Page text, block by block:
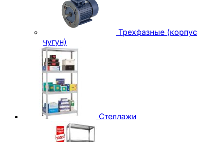
Трехфазные (корпус
чугун)
Стеллажи